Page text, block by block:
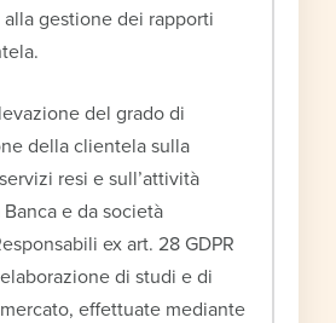
gestione dei rapporti
del grado di
della clientela sulla
resi e sull’attività
e da società
ex art. 28 GDPR
di studi e di
effettuate mediante